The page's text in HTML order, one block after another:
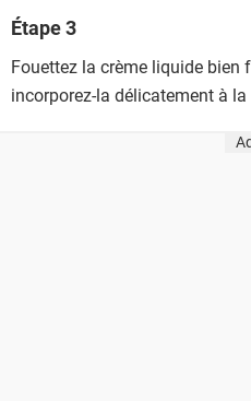
Étape 3
Fouettez la crème liquide bien
incorporez-la délicatement à